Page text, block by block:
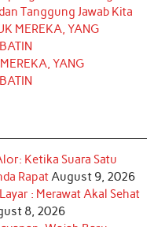
Tanggung Jawab Kita
MEREKA, YANG
YANG
Ketika Suara Satu
RapatAugust 9, 2026
: Merawat Akal Sehat
8, 2026